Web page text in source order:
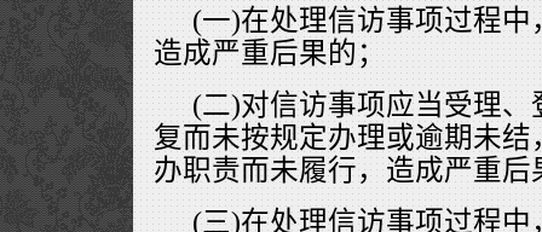
(一)在处理信访事项过程
造成严重后果的；
(二)对信访事项应当受理
复而未按规定办理或逾期未
办职责而未履行，造成严重后
(三)在处理信访事项过程